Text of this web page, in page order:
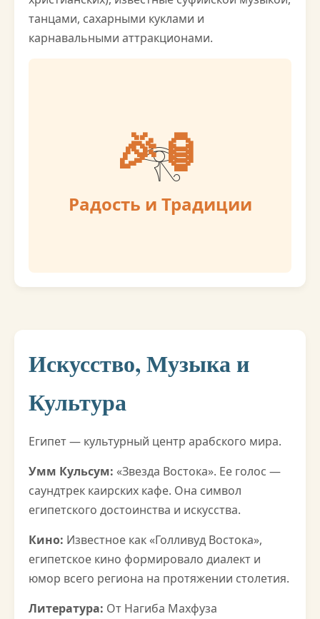
танцами, сахарными куклами и
карнавальными аттракционами.
🎉🏮
Радость и Традиции
Искусство, Музыка и
Культура
Египет — культурный центр арабского мира.
Умм Кульсум: «Звезда Востока». Ее голос —
саундтрек каирских кафе. Она символ
египетского достоинства и искусства.
Кино: Известное как «Голливуд Востока»,
египетское кино формировало диалект и
юмор всего региона на протяжении столетия.
Литература: От Нагиба Махфуза